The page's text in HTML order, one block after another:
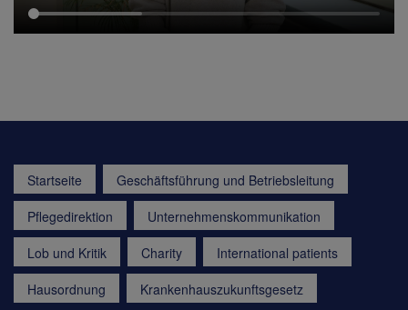
Startseite
Geschäftsführung und Betriebsleitung
Pflegedirektion
Unternehmenskommunikation
Lob und Kritik
Charity
International patients
Hausordnung
Krankenhauszukunftsgesetz